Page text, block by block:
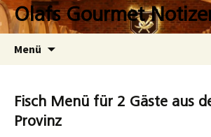
Zum
InhaltOlafs Gourmet
Menü
Fisch Menü für 2 Gäste aus
Provinz